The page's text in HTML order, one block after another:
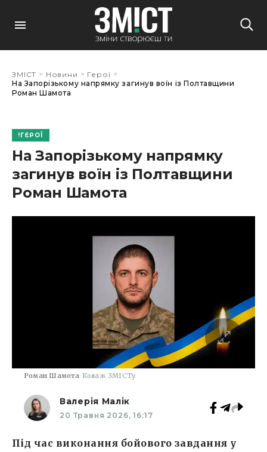
ЗМІСТ > Новини > Герої >
На Запорізькому напрямку загинув воїн із Полтавщини
Роман Шамота
ГЕРОЇ
На Запорізькому напрямку
загинув воїн із Полтавщини
Роман Шамота
Роман Шамота Колаж ЗМІСТу
Валерія Малік
20 Травня 2026, 16:17
Під час виконання бойового завдання у